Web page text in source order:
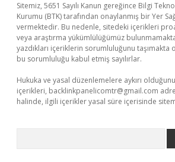
Sitemiz, 5651 Sayılı Kanun gereğince Bilgi
Kurumu (BTK) tarafından onaylanmış bir Yer
vermektedir. Bu nedenle, sitedeki içerikleri
veya araştırma yükümlülüğümüz
yazdıkları içeriklerin sorumluluğunu taşımakta
bu sorumluluğu kabul etmiş sayılırlar.
Hukuka ve yasal düzenlemelere aykırı
içerikleri, backlinkpanelicomtr@gmail.com
halinde, ilgili içerikler yasal süre içerisinde